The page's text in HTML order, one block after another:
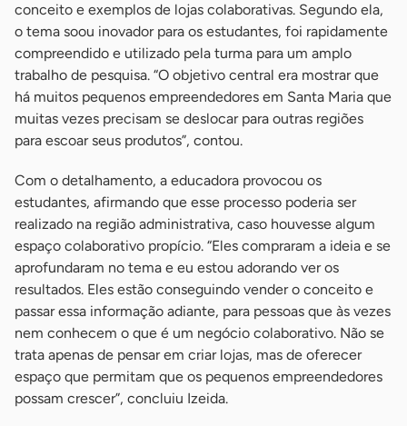
conceito e exemplos de lojas colaborativas. Segundo ela,
o tema soou inovador para os estudantes, foi rapidamente
compreendido e utilizado pela turma para um amplo
trabalho de pesquisa. “O objetivo central era mostrar que
há muitos pequenos empreendedores em Santa Maria que
muitas vezes precisam se deslocar para outras regiões
para escoar seus produtos”, contou.
Com o detalhamento, a educadora provocou os
estudantes, afirmando que esse processo poderia ser
realizado na região administrativa, caso houvesse algum
espaço colaborativo propício. “Eles compraram a ideia e se
aprofundaram no tema e eu estou adorando ver os
resultados. Eles estão conseguindo vender o conceito e
passar essa informação adiante, para pessoas que às vezes
nem conhecem o que é um negócio colaborativo. Não se
trata apenas de pensar em criar lojas, mas de oferecer
espaço que permitam que os pequenos empreendedores
possam crescer”, concluiu Izeida.